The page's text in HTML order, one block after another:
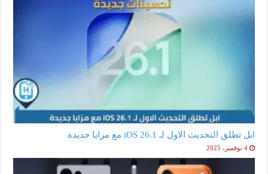
ابل تطلق التحديث الاول لـ iOS 26.1 مع مزايا جديدة
4 نوفمبر، 2025